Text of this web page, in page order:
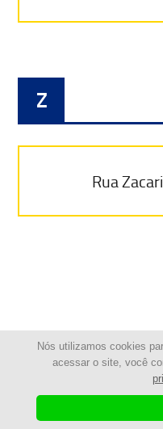
Nós utilizamos cookies
acessar o site, você
Z
Rua
MAIS